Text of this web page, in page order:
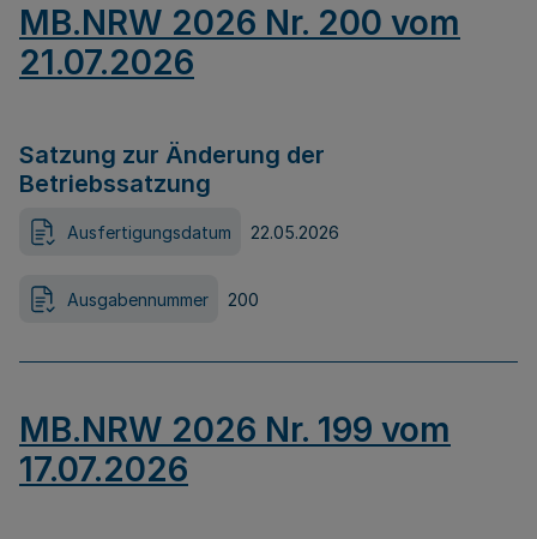
MB.NRW 2026 Nr. 200 vom
21.07.2026
Satzung zur Änderung der
Betriebssatzung
Ausfertigungsdatum 22.05.2026
Ausgabennummer 200
MB.NRW 2026 Nr. 199 vom
17.07.2026